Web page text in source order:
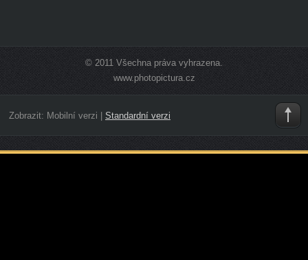
© 2011 Všechna práva vyhrazena.
www.photopictura.cz
Zobrazit: Mobilní verzi Standardní verzi